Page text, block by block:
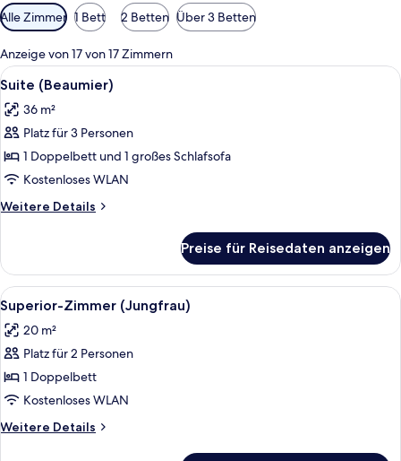
Verfügbare
Filter
für
Zimmer
Alle Zimmer 1 Bett 2 Betten Über 3 Betten
Anzeige von 17 von 17 Zimmern
Alle
Fotos
für
Suite
(Beaumier)
anzeigen
Hochwertige Bettwaren, Pillowtop-
1
Suite (Beaumier)
36 m²
Platz für 3 Personen
1 Doppelbett und 1 großes Schlafsofa
Kostenloses WLAN
Weitere Details
Weitere
(Beaumier)
Preise für Reisedaten anzeigen
Alle
Fotos
für
Superior-
Zimmer
(Jungfrau)
anzeigen
Ein Zimmer mit Holzschrank, einem
13
Superior-Zimmer (Jungfrau)
20 m²
Platz für 2 Personen
1 Doppelbett
Kostenloses WLAN
Weitere Details
Weitere